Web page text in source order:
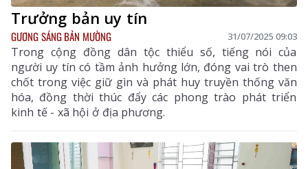
Trưởng bản uy tín
GƯƠNG SÁNG BẢN MƯỜNG 31/07/2025 09:03
Trong cộng đồng dân tộc thiểu số, tiếng nói của
người uy tín có tầm ảnh hưởng lớn, đóng vai trò then
chốt trong việc giữ gìn và phát huy truyền thống văn
hóa, đồng thời thúc đẩy các phong trào phát triển
kinh tế - xã hội ở địa phương.